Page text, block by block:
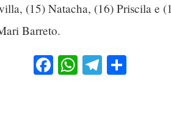
(15) Natacha, (16) Priscila e
Barreto.
Facebook
WhatsApp
Telegram